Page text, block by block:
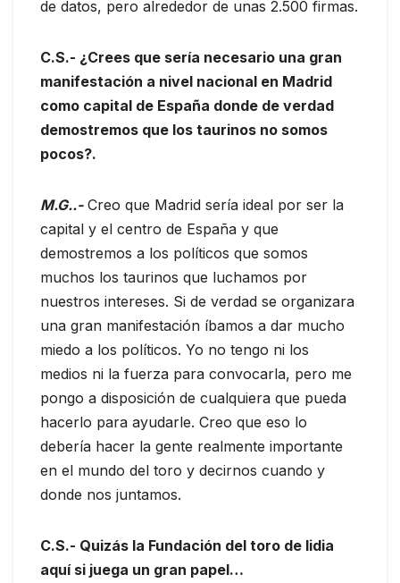
de datos, pero alrededor de unas 2.500 firmas.
C.S.- ¿Crees que sería necesario una gran
manifestación a nivel nacional en Madrid
como capital de España donde de verdad
demostremos que los taurinos no somos
pocos?.
M.G..-Creo que Madrid sería ideal por ser la
capital y el centro de España y que
demostremos a los políticos que somos
muchos los taurinos que luchamos por
nuestros intereses. Si de verdad se organizara
una gran manifestación íbamos a dar mucho
miedo a los políticos. Yo no tengo ni los
medios ni la fuerza para convocarla, pero me
pongo a disposición de cualquiera que pueda
hacerlo para ayudarle. Creo que eso lo
debería hacer la gente realmente importante
en el mundo del toro y decirnos cuando y
donde nos juntamos.
C.S.- Quizás la Fundación del toro de lidia
aquí si juega un gran papel…